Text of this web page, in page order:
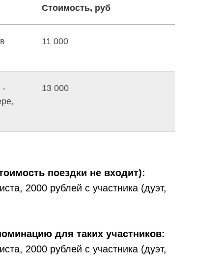
Стоимость, руб
11 000
-
13 000
поездки не входит):
2000 рублей с участника (дуэт,
для таких участников:
2000 рублей с участника (дуэт,